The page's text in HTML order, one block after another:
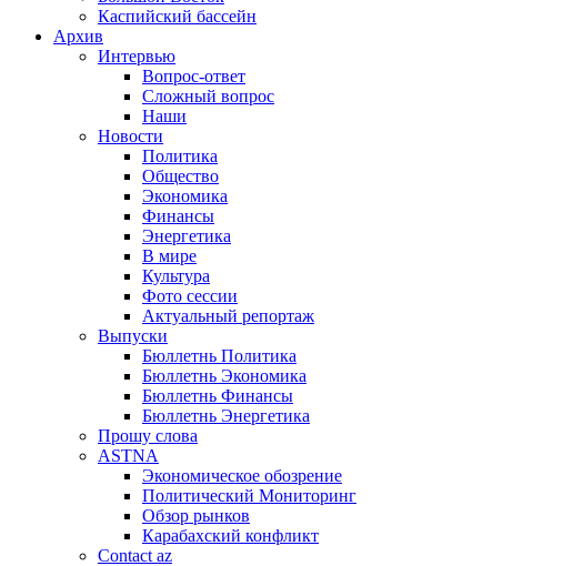
Каспийский бассейн
Архив
Интервью
Вопрос-ответ
Сложный вопрос
Наши
Новости
Политика
Общество
Экономика
Финансы
Энергетика
В мире
Культура
Фото сессии
Актуальный репортаж
Выпуски
Бюллетнь Политика
Бюллетнь Экономика
Бюллетнь Финансы
Бюллетнь Энергетика
Прошу слова
ASTNA
Экономическое обозрение
Политический Мониторинг
Обзор рынков
Карабахский конфликт
Contact az